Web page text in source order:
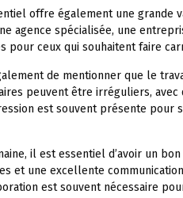
offre également une grande
agence spécialisée, une
pour ceux qui souhaitent faire
de mentionner que le
peuvent être irréguliers,
est souvent présente pour
il est essentiel d’avoir un
et une excellente
est souvent nécessaire